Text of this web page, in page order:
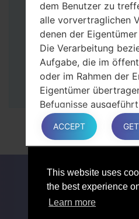
This website uses
the best experience
Learn more
Bildschirm angezeigt.
Geben Sie nur die
„Auto-Rebot“ an.
Zum Schluss klicken
Ihr Gerät wird neu
getrennt.
dem Benutzer zu
alle vorvertraglichen
denen der
Die Verarbeitung
Aufgabe, die im
oder im Rahmen der
Eigentümer
Befugnisse
Die Verarbeitung ist
Interessen des
Dritten erforderlich.
bei der Erläuterung
Verarbeitung
Rahmens und
ACCEPT